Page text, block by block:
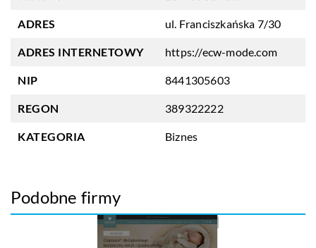
ADRES ul. Franciszkańska 7/30
ADRES INTERNETOWY https://ecw-mode.com
NIP 8441305603
REGON 389322222
KATEGORIA Biznes
Podobne firmy